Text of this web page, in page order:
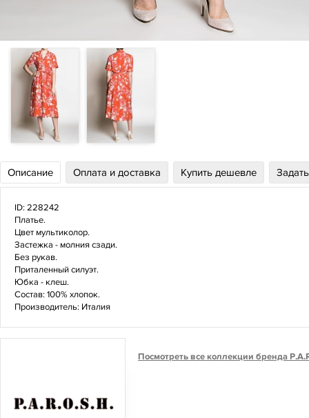
Описание Оплата и доставка Купить дешевле
ID: 228242
Платье.
Цвет мультиколор.
Застежка - молния сзади.
Без рукав.
Приталенный силуэт.
Юбка - клеш.
Состав: 100% хлопок.
Производитель: Италия
Посмотреть все коллекции бренда